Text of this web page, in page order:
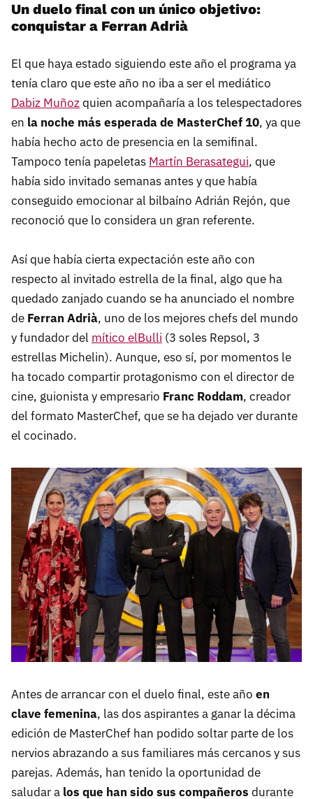
Un duelo final con un único objetivo:
conquistar a Ferran Adrià
El que haya estado siguiendo este año el programa ya
tenía claro que este año no iba a ser el mediático
Dabiz Muñozquien acompañaría a los telespectadores
en la noche más esperada de MasterChef 10, ya que
había hecho acto de presencia en la semifinal.
Tampoco tenía papeletas Martín Berasategui, que
había sido invitado semanas antes y que había
conseguido emocionar al bilbaíno Adrián Rejón, que
reconoció que lo considera un gran referente.
Así que había cierta expectación este año con
respecto al invitado estrella de la final, algo que ha
quedado zanjado cuando se ha anunciado el nombre
de Ferran Adrià, uno de los mejores chefs del mundo
y fundador del mítico elBulli (3 soles Repsol, 3
estrellas Michelin). Aunque, eso sí, por momentos le
ha tocado compartir protagonismo con el director de
cine, guionista y empresario Franc Roddam, creador
del formato MasterChef, que se ha dejado ver durante
el cocinado.
Antes de arrancar con el duelo final, este año en
clave femenina, las dos aspirantes a ganar la décima
edición de MasterChef han podido soltar parte de los
nervios abrazando a sus familiares más cercanos y sus
parejas. Además, han tenido la oportunidad de
saludar a los que han sido sus compañeros durante